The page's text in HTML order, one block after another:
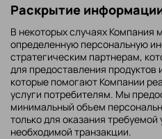
Раскрытие
В некоторых случаях Компания
определенную персональную
стратегическим партнерам,
для предоставления продуктов
которые помогают Компании
услуги потребителям. Мы
минимальный объем
только для оказания
необходимой транзакции.